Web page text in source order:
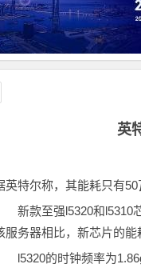
英
英特尔称，其能耗只有
新款至强l5320和l5310芯
服务器相比，新芯片的能
l5320的时钟频率为